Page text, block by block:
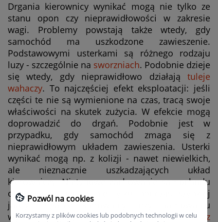
Drgania kierownicy wynikać mogą nie tylko ze
stanu opon czy nieprawidłowości w zakresie
wagi. Problemy powstają także wtedy, gdy
samochód ma uszkodzone zawieszenie.
Podstawowymi usterkami są różnego rodzaju
luzy - szczególnie na sworzniach. Podobnie dzieje
się wtedy, gdy nieprawidłowo działają tuleje
wahaczy. To najczęściej efekt eksploatacji: jeśli
części te nie są wymienione na czas, tracą swoje
właściwości na skutek zużycia. W efekcie mogą
doprowadzić do drgań. Podobnie jest w
przypadku, gdy samochód zmaga się z
nieprawidłowym układem zawieszenia. Usterki
wynikać mogą np. z kolizji - nawet niewielkich,
ale nieznacznie uszkadzających układ
kierowniczy. Nietypowe zachowanie samochodu
odczuwalne będzie nie tylko podczas szybkiej
jazdy. Drganie kierownicy przy hamowaniu
wynika najczęściej z zakrzywieniatarcz
Pozwól na cookies
Korzystamy z plików cookies lub podobnych technologii w celu